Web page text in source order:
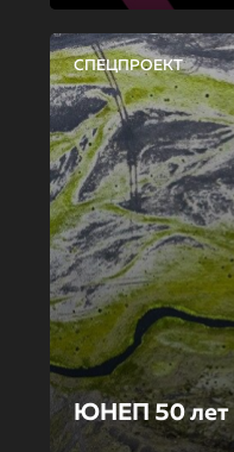
СПЕЦПРОЕКТ
ЮНЕП 50 лет